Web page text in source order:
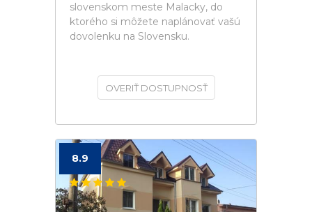
slovenskom meste Malacky, do
ktorého si môžete naplánovať vašú
dovolenku na Slovensku.
OVERIŤ DOSTUPNOSŤ
8.9